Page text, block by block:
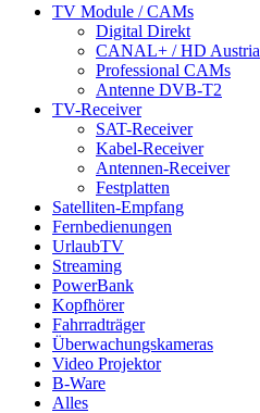
TV Module / CAMs
Digital Direkt
CANAL+ / HD Austria
Professional CAMs
Antenne DVB-T2
TV-Receiver
SAT-Receiver
Kabel-Receiver
Antennen-Receiver
Festplatten
Satelliten-Empfang
Fernbedienungen
UrlaubTV
Streaming
PowerBank
Kopfhörer
Fahrradträger
Überwachungskameras
Video Projektor
B-Ware
Alles